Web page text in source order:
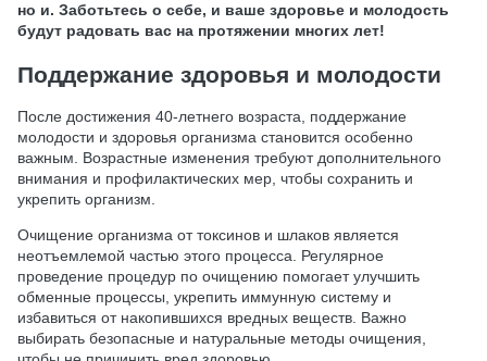
но и. Заботьтесь о себе, и ваше здоровье и молодость
будут радовать вас на протяжении многих лет!
Поддержание здоровья и молодости
После достижения 40-летнего возраста, поддержание
молодости и здоровья организма становится особенно
важным. Возрастные изменения требуют дополнительного
внимания и профилактических мер, чтобы сохранить и
укрепить организм.
Очищение организма от токсинов и шлаков является
неотъемлемой частью этого процесса. Регулярное
проведение процедур по очищению помогает улучшить
обменные процессы, укрепить иммунную систему и
избавиться от накопившихся вредных веществ. Важно
выбирать безопасные и натуральные методы очищения,